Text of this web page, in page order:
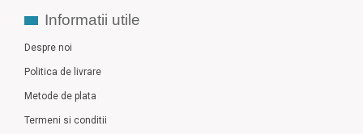
Informatii utile
Despre noi
Politica de livrare
Metode de plata
Termeni si conditii